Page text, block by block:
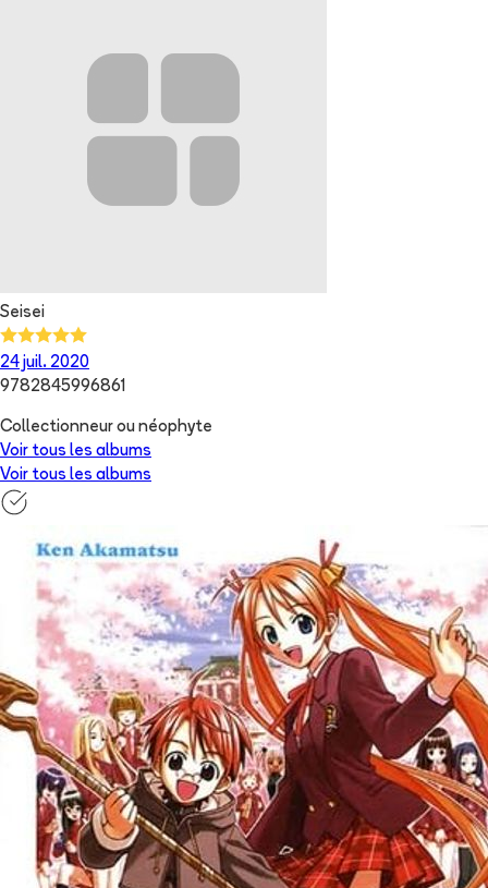
Seisei
24 juil. 2020
9782845996861
Collectionneur ou néophyte
Voir tous les albums
Voir tous les albums